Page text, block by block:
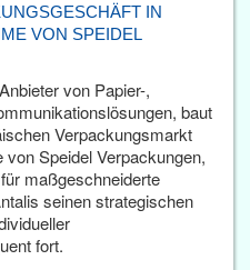
IN
VON SPEIDEL
von Papier-,
baut
Verpackungsmarkt
Speidel Verpackungen,
maßgeschneiderte
seinen strategischen
fort.